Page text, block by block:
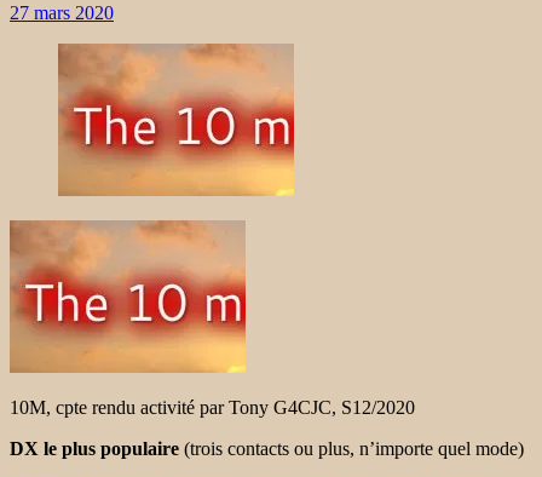
27 mars 2020
10M, cpte rendu activité par Tony G4CJC, S12/2020
DX le plus populaire (trois contacts ou plus, n’importe quel mode)